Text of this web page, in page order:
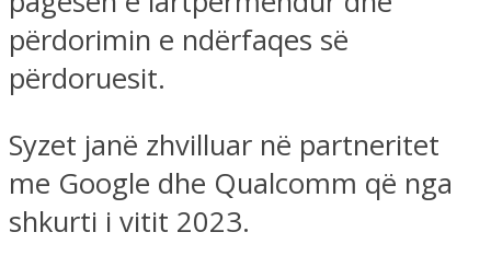
përdorimin e ndërfaqes së
përdoruesit.
Syzet janë zhvilluar në partneritet
me Google dhe Qualcomm që nga
shkurti i vitit 2023.